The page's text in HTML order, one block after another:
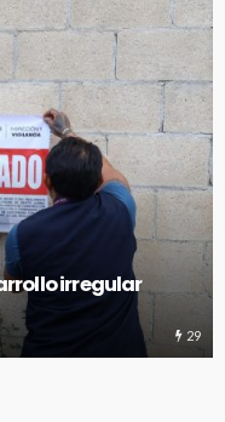
a familias afuera